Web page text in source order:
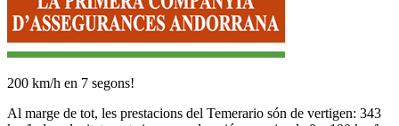
200 km/h en 7 segons!
Al marge de tot, les prestacions del Temerario són de vertigen: 343